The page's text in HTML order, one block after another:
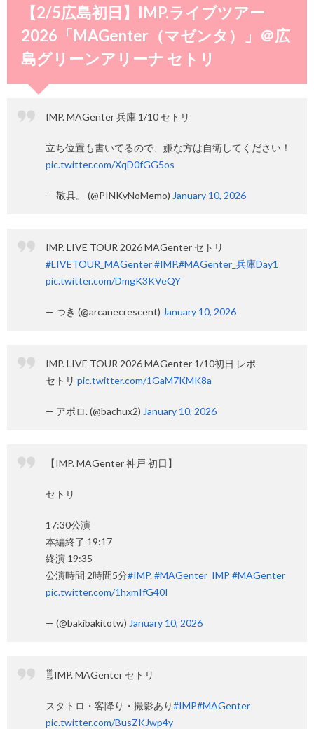
【2/5広島初日】IMP.ライブツアー
2026「MAGenter（マゼンタ）」＠広
島グリーンアリーナ セトリ
IMP. MAGenter 兵庫 1/10 セトリ
立ち位置も書いてるので、嫌な方は自衛してください！
pic.twitter.com/XqD0fGG5os
— 敬具。 (@PINKyNoMemo) January 10, 2026
IMP. LIVE TOUR 2026 MAGenter セトリ
#LIVETOUR_MAGenter#IMP.#MAGenter_兵庫Day1
pic.twitter.com/DmgK3KVeQY
— つき (@arcanecrescent) January 10, 2026
IMP. LIVE TOUR 2026 MAGenter 1/10初日 レポ
セトリ pic.twitter.com/1GaM7KMK8a
— アポロ. (@bachux2) January 10, 2026
【IMP. MAGenter 神戸 初日】
セトリ
17:30公演
本編終了 19:17
終演 19:35
公演時間 2時間5分#IMP.#MAGenter_IMP #MAGenter
pic.twitter.com/1hxmIfG40I
— (@bakibakitotw) January 10, 2026
🗒️IMP. MAGenter セトリ
スタトロ・客降り・撮影あり#IMP#MAGenter
pic.twitter.com/BusZKJwp4y